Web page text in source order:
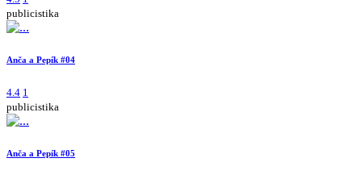
publicistika
Anča a Pepík #04
4.4 1
publicistika
Anča a Pepík #05